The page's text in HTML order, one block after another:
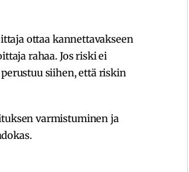
ottaa kannettavakseen
rahaa. Jos riski ei
siihen, että riskin
varmistuminen ja